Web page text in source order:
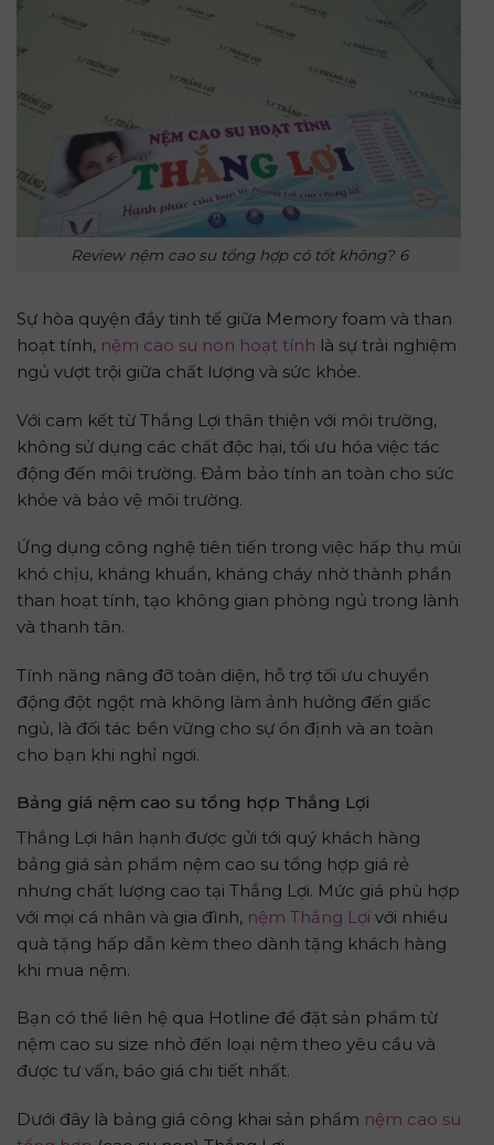
Review nệm cao su tổng hợp có tốt không? 6
Sự hòa quyện đầy tinh tế giữa Memory foam và than
hoạt tính, nệm cao su non hoạt tính là sự trải nghiệm
ngủ vượt trội giữa chất lượng và sức khỏe.
Với cam kết từ Thắng Lợi thân thiện với môi trường,
không sử dụng các chất độc hại, tối ưu hóa việc tác
động đến môi trường. Đảm bảo tính an toàn cho sức
khỏe và bảo vệ môi trường.
Ứng dụng công nghệ tiên tiến trong việc hấp thụ mùi
khó chịu, kháng khuẩn, kháng cháy nhờ thành phần
than hoạt tính, tạo không gian phòng ngủ trong lành
và thanh tân.
Tính năng nâng đỡ toàn diện, hỗ trợ tối ưu chuyển
động đột ngột mà không làm ảnh hưởng đến giấc
ngủ, là đối tác bền vững cho sự ổn định và an toàn
cho bạn khi nghỉ ngơi.
Bảng giá nệm cao su tổng hợp Thắng Lợi
Thắng Lợi hân hạnh được gửi tới quý khách hàng
bảng giá sản phẩm nệm cao su tổng hợp giá rẻ
nhưng chất lượng cao tại Thắng Lợi. Mức giá phù hợp
với mọi cá nhân và gia đình, nệm Thắng Lợi với nhiều
quà tặng hấp dẫn kèm theo dành tặng khách hàng
khi mua nệm.
Bạn có thể liên hệ qua Hotline để đặt sản phẩm từ
nệm cao su size nhỏ đến loại nệm theo yêu cầu và
được tư vấn, báo giá chi tiết nhất.
Dưới đây là bảng giá công khai sản phẩm nệm cao su